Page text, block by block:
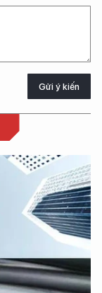
Gửi ý kiến